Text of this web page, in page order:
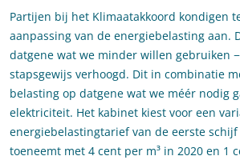
Partijen bij het Klimaatakkoord kondigen
aanpassing van de energiebelasting aan.
datgene wat we minder willen gebruiken
stapsgewijs verhoogd. Dit in combinatie
belasting op datgene wat we méér nodig
elektriciteit. Het kabinet kiest voor een
energiebelastingtarief van de eerste schijf
toeneemt met 4 cent per m³ in 2020 en 1